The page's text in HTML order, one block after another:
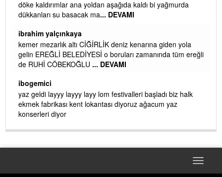
döke kaldırımlar ana yoldan aşağıda kaldı bi yağmurda
dükkanları su basacak ma... DEVAMI
ibrahim yalçınkaya
kemer mezarlık altı CİĞİRLİK deniz kenarına giden yola
gelin EREĞLİ BELEDİYESİ o boruları zamanında tüm ereğli
de RUHİ CÖBEKOĞLU ... DEVAMI
ibogemici
yaz geldi layyy layyy layy lom festivalleri başladı biz halk
ekmek fabrikası kent lokantası diyoruz ağacum yaz
konserleri diyor
Toggle